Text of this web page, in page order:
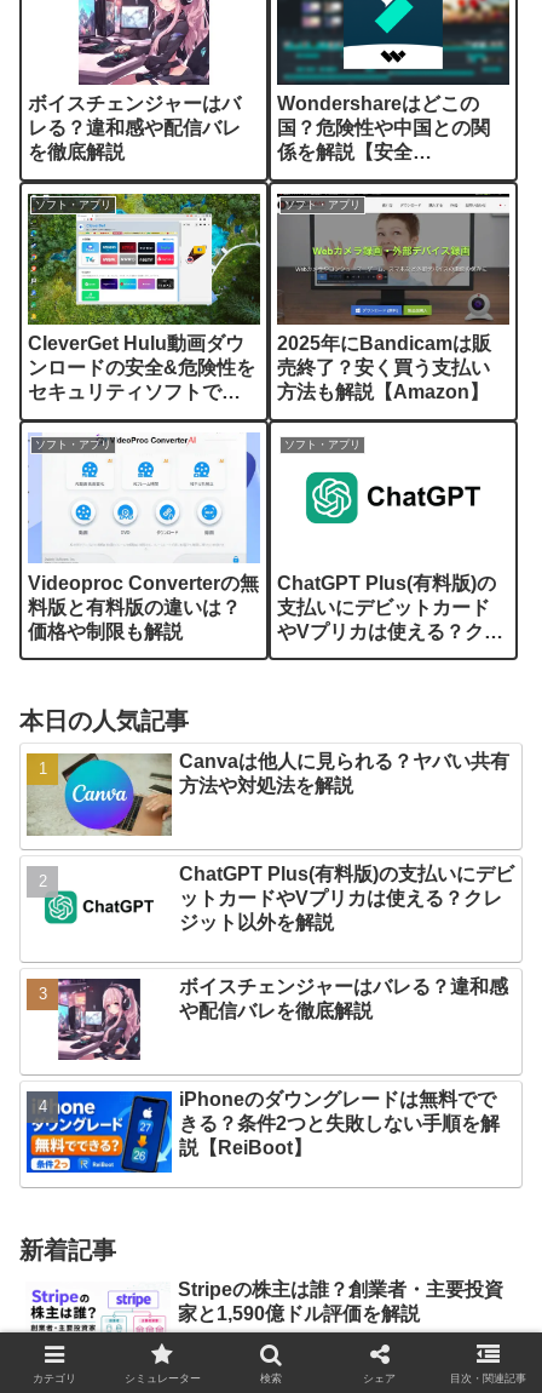
ボイスチェンジャーはバ
レる？違和感や配信バレ
を徹底解説
Wondershareはどこの
国？危険性や中国との関
係を解説【安全
性/Filmora】
ソフト・アプリ
CleverGet Hulu動画ダウ
ンロードの安全&危険性を
セキュリティソフトでレ
ビュー解説
ソフト・アプリ
2025年にBandicamは販
売終了？安く買う支払い
方法も解説【Amazon】
ソフト・アプリ
Videoproc Converterの無
料版と有料版の違いは？
価格や制限も解説
ソフト・アプリ
ChatGPT Plus(有料版)の
支払いにデビットカード
やVプリカは使える？クレ
ジット以外を解説
本日の人気記事
Canvaは他人に見られる？ヤバい共有
方法や対処法を解説
ChatGPT Plus(有料版)の支払いにデビ
ットカードやVプリカは使える？クレ
ジット以外を解説
ボイスチェンジャーはバレる？違和感
や配信バレを徹底解説
iPhoneのダウングレードは無料でで
きる？条件2つと失敗しない手順を解
説【ReiBoot】
新着記事
Stripeの株主は誰？創業者・主要投資
家と1,590億ドル評価を解説
カテゴリ シミュレーター 検索 シェア 目次・関連記事